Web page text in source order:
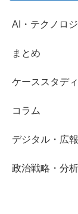
AI・テクノロ
まとめ
ケーススタディ
コラム
デジタル・広報
政治戦略・分析